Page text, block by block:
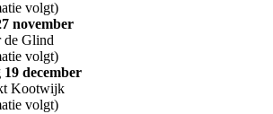
volgt)
november
de Glind
volgt)
december
Kootwijk
volgt)